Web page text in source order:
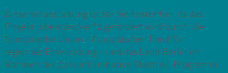
Diese Veranstaltung ist für Sie kostenfrei, da das
Projekt jobentdecker *2 gefördert wird durch die
Europäische Union – Europäischer Fond für
regionale Entwicklung – und das Land Berlin im
Rahmen der Zukunftsinitiative Stadtteil, Programm